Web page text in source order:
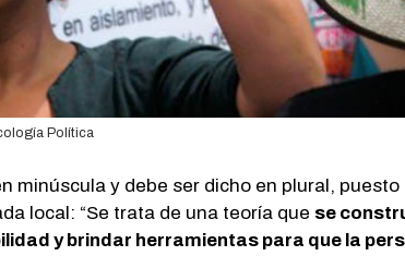
Política
minúscula y debe ser dicho en plural,
local: “Se trata de una teoría que se
y brindar herramientas para que la